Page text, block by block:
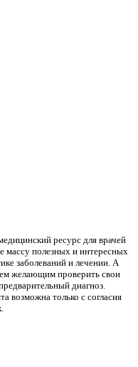
ресурс для врачей
массу полезных и интересных
заболеваний и лечении. А
желающим проверить свои
диагноз.
возможна только с согласия